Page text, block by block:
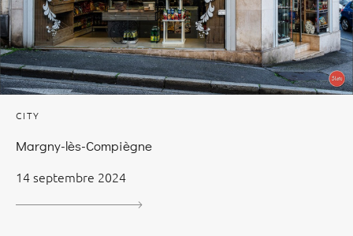
CITY
Margny-lès-Compiègne
14 septembre 2024